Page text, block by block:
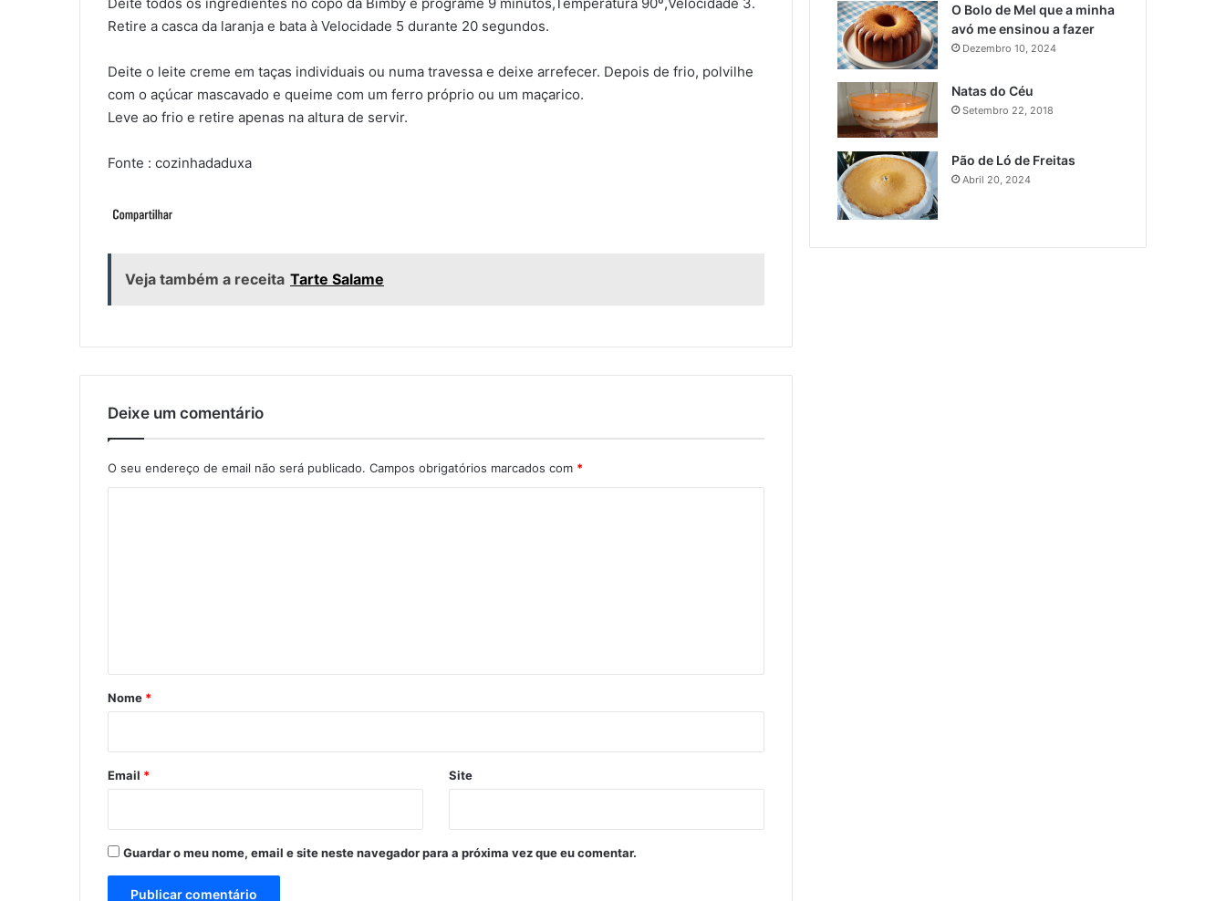
Retire a casca da laranja e bata à Velocidade 5 durante 20 segundos.
Deite o leite creme em taças individuais ou numa travessa e deixe arrefecer. Depois de frio, polvilhe
com o açúcar mascavado e queime com um ferro próprio ou um maçarico.
Leve ao frio e retire apenas na altura de servir.
Fonte : cozinhadaduxa
Veja também a receita Tarte Salame
Deixe um comentário
O seu endereço de email não será publicado. Campos obrigatórios marcados com *
r
*
Nome *
Email * Site
Guardar o meu nome, email e site neste navegador para a próxima vez que eu comentar.
O Bolo de Mel que a minha
avó me ensinou a fazer
Dezembro 10, 2024
Natas do Céu
Setembro 22, 2018
Pão de Ló de Freitas
Abril 20, 2024